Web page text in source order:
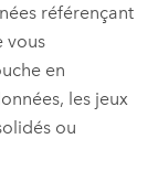
référençant
vous
en
les jeux
ou